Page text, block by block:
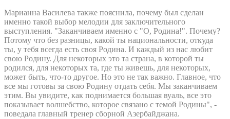
Марианна Василева также пояснила, почему был сделан
именно такой выбор мелодии для заключительного
выступления. "Заканчиваем именно с "О, Родина!". Почему?
Потому что без разницы, какой ты национальности, откуда
ты, у тебя всегда есть своя Родина. И каждый из нас любит
свою Родину. Для некоторых это та страна, в которой ты
родился, для некоторых та, где ты живешь, для некоторых,
может быть, что-то другое. Но это не так важно. Главное, что
все мы готовы за свою Родину отдать себя. Мы заканчиваем
этим. Вы увидите, как поднимается большая вуаль, все это
показывает волшебство, которое связано с темой Родины", -
поведала главный тренер сборной Азербайджана.